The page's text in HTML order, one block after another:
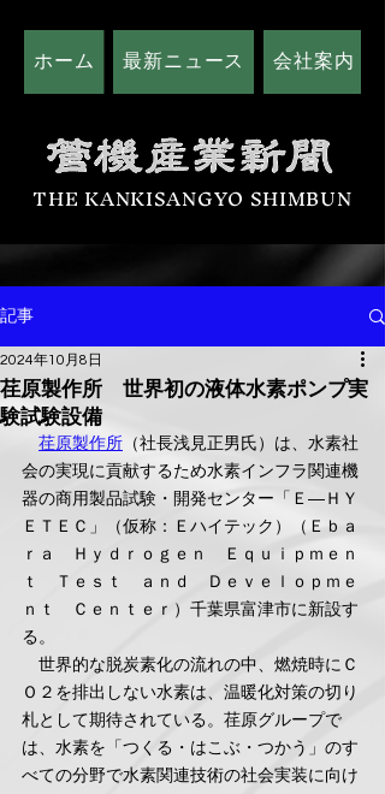
ホーム 最新ニュース 会社案内
THE KANKISANGYO SHIMBUN
記事
荏原製作所 世界初の液体水素ポンプ実
験試験設備
2024年10月8日
荏原製作所 （社長浅見正男氏）は、水素社
会の実現に貢献するため水素インフラ関連機
器の商用製品試験・開発センター「Ｅ―ＨＹ
ＥＴＥＣ」（仮称：Ｅハイテック）（Ｅｂａ
ｒａ　Ｈｙｄｒｏｇｅｎ　Ｅｑｕｉｐｍｅｎ
ｔ　Ｔｅｓｔ　ａｎｄ　Ｄｅｖｅｌｏｐｍｅ
ｎｔ　Ｃｅｎｔｅｒ）千葉県富津市に新設す
る。
世界的な脱炭素化の流れの中、燃焼時にＣ
Ｏ２を排出しない水素は、温暖化対策の切り
札として期待されている。荏原グループで
は、水素を「つくる・はこぶ・つかう」のす
べての分野で水素関連技術の社会実装に向け